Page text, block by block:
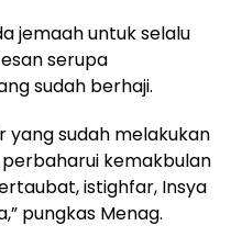
jemaah untuk selalu
serupa
sudah berhaji.
yang sudah melakukan
kemakbulan
istighfar, Insya
pungkas Menag.